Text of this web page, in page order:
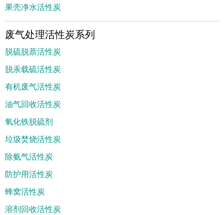
果壳净水活性炭
废气处理活性炭系列
脱硫脱萘活性炭
脱汞载硫活性炭
有机废气活性炭
油气回收活性炭
氧化铁脱硫剂
垃圾焚烧活性炭
除氨气活性炭
防护用活性炭
蜂窝活性炭
溶剂回收活性炭